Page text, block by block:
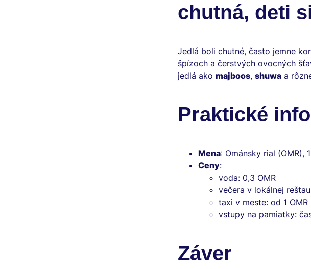
chutná, deti
Jedlá boli chutné, často jemne
špízoch a čerstvých ovocných
jedlá ako majboos, shuwa a
Praktické info
Mena: Ománsky rial (OMR),
Ceny:
voda: 0,3 OMR
večera v lokálnej
taxi v meste: od 1 OMR
vstupy na pamiatky:
Záver